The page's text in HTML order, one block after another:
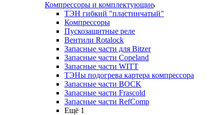
Компрессоры и комплектующие
ТЭН гибкий "пластинчатый"
Компрессоры
Пускозащитные реле
Вентили Rotalock
Запасные части для Bitzer
Запасные части Copeland
Запасные части WITT
ТЭНы подогрева картера компрессора
Запасные части BOCK
Запасные части Frascold
Запасные части RefComp
Ещё 1